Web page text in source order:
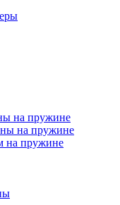
на пружине
на пружине
на пружине